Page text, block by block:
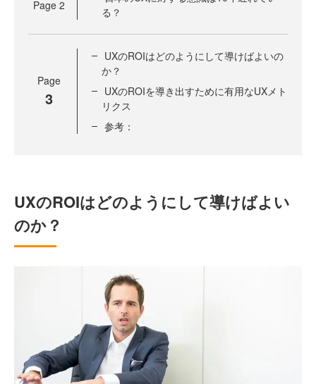
Page 2
る？
Page
3
UXのROIはどのようにして導けばよいの
か？
UXのROIを導き出すために有用なUXメト
リクス
参考：
UXのROIはどのようにして導けばよい
のか？